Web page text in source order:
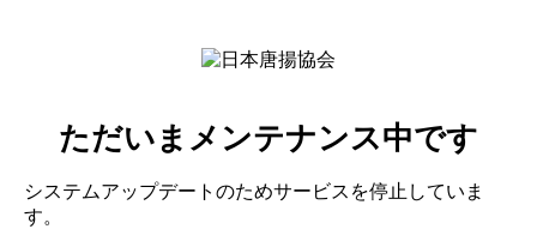
ただいまメンテナンス中です
システムアップデートのためサービスを停止していま
す。